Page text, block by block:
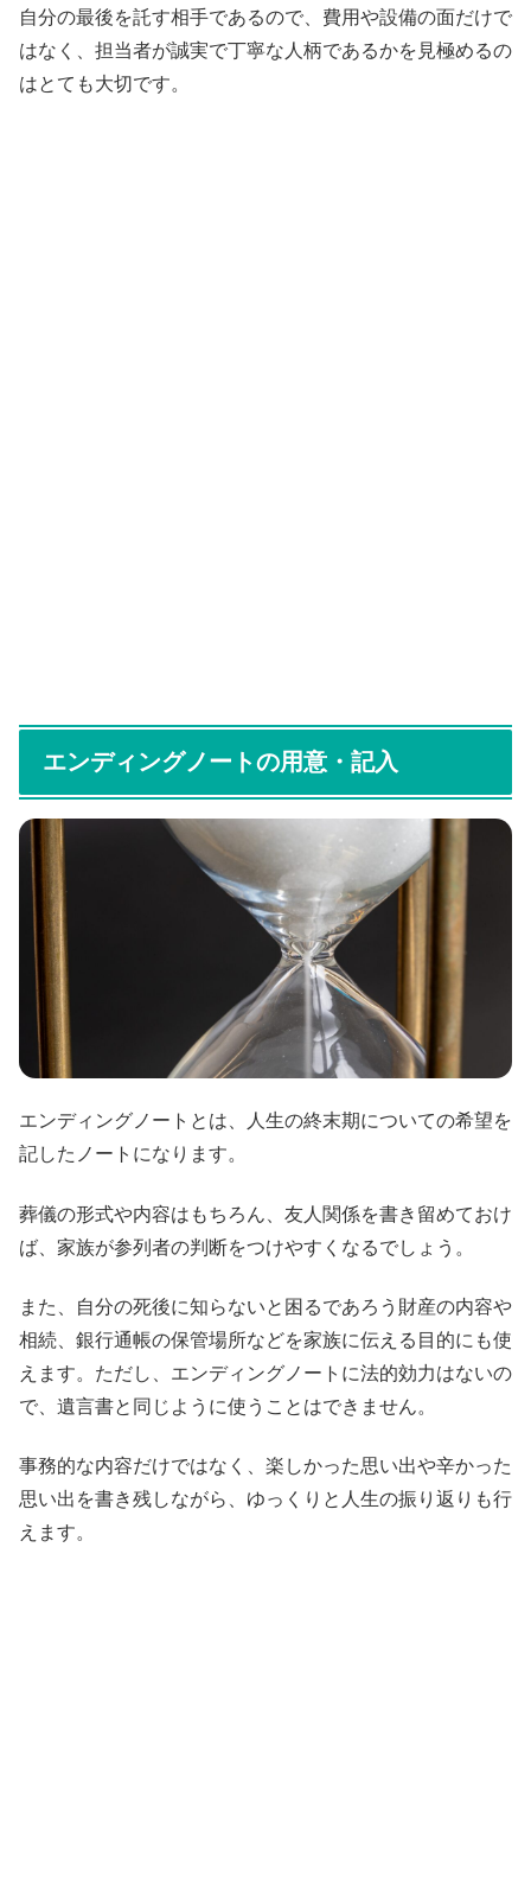
自分の最後を託す相手であるので、費用や設備の面だけで
はなく、担当者が誠実で丁寧な人柄であるかを見極めるの
はとても大切です。
エンディングノートの用意・記入
エンディングノートとは、人生の終末期についての希望を
記したノートになります。
葬儀の形式や内容はもちろん、友人関係を書き留めておけ
ば、家族が参列者の判断をつけやすくなるでしょう。
また、自分の死後に知らないと困るであろう財産の内容や
相続、銀行通帳の保管場所などを家族に伝える目的にも使
えます。ただし、エンディングノートに法的効力はないの
で、遺言書と同じように使うことはできません。
事務的な内容だけではなく、楽しかった思い出や辛かった
思い出を書き残しながら、ゆっくりと人生の振り返りも行
えます。